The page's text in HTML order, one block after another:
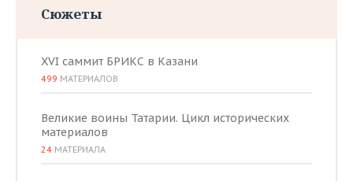
Сюжеты
XVI саммит БРИКС в Казани
499 МАТЕРИАЛОВ
Великие воины Татарии. Цикл исторических
материалов
24 МАТЕРИАЛА